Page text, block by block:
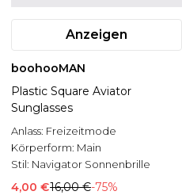
Anzeigen
boohooMAN
Plastic Square Aviator
Sunglasses
Anlass: Freizeitmode
Körperform: Main
Stil: Navigator Sonnenbrille
4,00 €16,00 €-75%